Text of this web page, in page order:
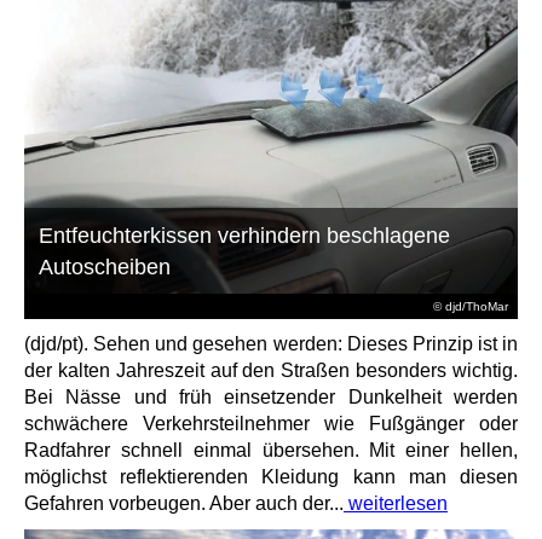
© djd/ThoMar
Entfeuchterkissen verhindern beschlagene
Autoscheiben
(djd/pt). Sehen und gesehen werden: Dieses Prinzip ist in
der kalten Jahreszeit auf den Straßen besonders wichtig.
Bei Nässe und früh einsetzender Dunkelheit werden
schwächere Verkehrsteilnehmer wie Fußgänger oder
Radfahrer schnell einmal übersehen. Mit einer hellen,
möglichst reflektierenden Kleidung kann man diesen
Gefahren vorbeugen. Aber auch der... weiterlesen